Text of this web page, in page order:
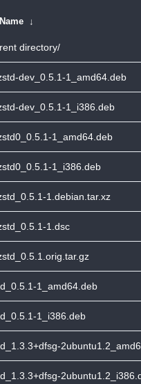
↓
directory/
dev_0.5.1-1_amd64.deb
dev_0.5.1-1_i386.deb
1_amd64.deb
1_i386.deb
1.debian.tar.xz
1.dsc
1_amd64.deb
1_i386.deb